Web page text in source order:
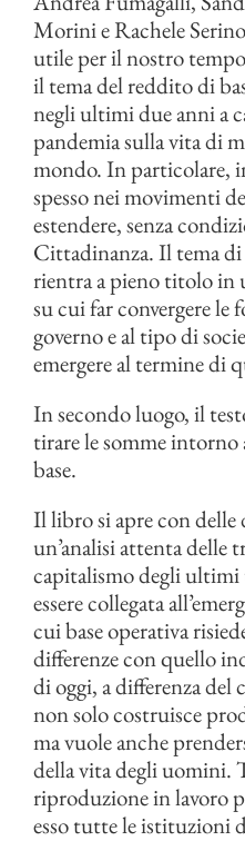
Morini e Rachele
utile per il nostro
il tema del reddito di
negli ultimi due anni a
pandemia sulla vita di
mondo. In particolare,
spesso nei movimenti
estendere, senza
Cittadinanza. Il tema
rientra a pieno titolo in
su cui far convergere le
governo e al tipo di
emergere al termine di
In secondo luogo, il
tirare le somme
base.
Il libro si apre con delle
un’analisi attenta delle
capitalismo degli ultimi
essere collegata
cui base operativa
differenze con quello
di oggi, a differenza
non solo costruisce
ma vuole anche
della vita degli uomini.
riproduzione in lavoro
esso tutte le istituzioni